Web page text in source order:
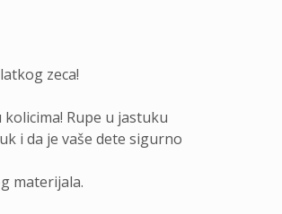
zeca!
Rupe u jastuku
i da je vaše dete sigurno
materijala.